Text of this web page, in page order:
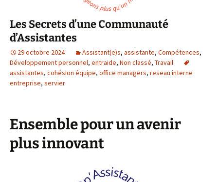
Les Secrets d’une Communauté
d’Assistantes
29 octobre 2024 Assistant(e)s, assistante, Compétences,
Développement personnel, entraide, Non classé, Travail
assistantes, cohésion équipe, office managers, reseau interne
entreprise, servier
Ensemble pour un avenir
plus innovant